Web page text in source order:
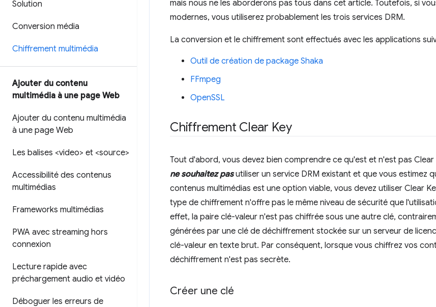
Solution
Conversion média
Chiffrement multimédia
Ajouter du contenu
multimédia à une page Web
Ajouter du contenu multimédia
à une page Web
Les balises <video> et <source>
Accessibilité des contenus
multimédias
Frameworks multimédias
PWA avec streaming hors
connexion
Lecture rapide avec
préchargement audio et vidéo
Déboguer les erreurs de
mais nous ne les aborderons pas tous dans cet article. Toutefois, si
modernes, vous utiliserez probablement les trois services DRM.
La conversion et le chiffrement sont effectués avec les applications
Outil de création de package Shaka
FFmpeg
OpenSSL
Chiffrement Clear Key
Tout d'abord, vous devez bien comprendre ce qu'est et n'est pas
ne souhaitez pasutiliser un service DRM existant et que vous estimez
contenus multimédias est une option viable, vous devez utiliser Clear
type de chiffrement n'offre pas le même niveau de sécurité que
effet, la paire clé-valeur n'est pas chiffrée sous une autre clé,
générées par une clé de déchiffrement stockée sur un serveur de
clé-valeur en texte brut. Par conséquent, lorsque vous chiffrez vos
déchiffrement n'est pas secrète.
Créer une clé